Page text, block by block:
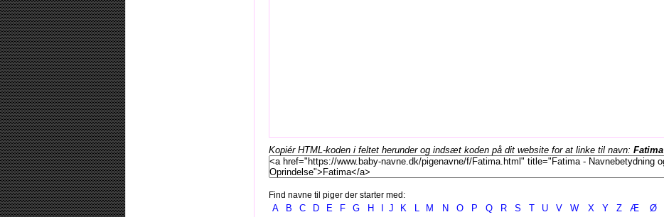
Kopiér HTML-koden i feltet herunder og indsæt koden på dit website for at linke til navn: Fatima
Find navne til piger der starter med:
A B C D E F G H J K L M N O P Q R S T U V W X Y Z Æ Ø